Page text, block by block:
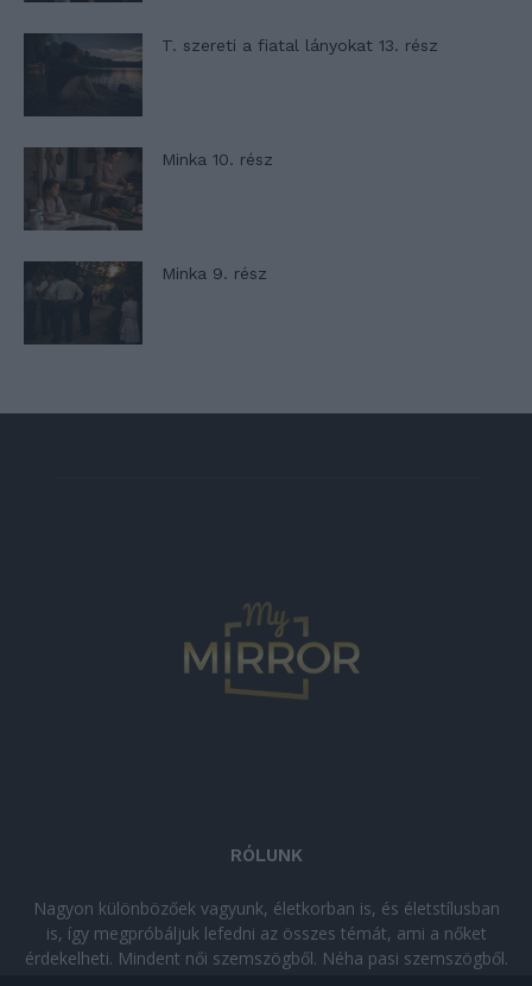
T. szereti a fiatal lányokat 13. rész
Minka 10. rész
Minka 9. rész
RÓLUNK
Nagyon különbözőek vagyunk, életkorban is, és életstílusban
is, így megpróbáljuk lefedni az összes témát, ami a nőket
érdekelheti. Mindent női szemszögből. Néha pasi szemszögből.